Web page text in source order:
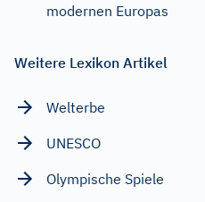
modernen Europas
Weitere Lexikon Artikel
Welterbe
UNESCO
Olympische Spiele